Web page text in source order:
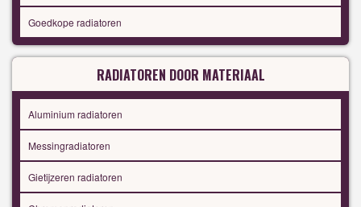
Goedkope radiatoren
RADIATOREN DOOR MATERIAAL
Aluminium radiatoren
Messingradiatoren
Gietijzeren radiatoren